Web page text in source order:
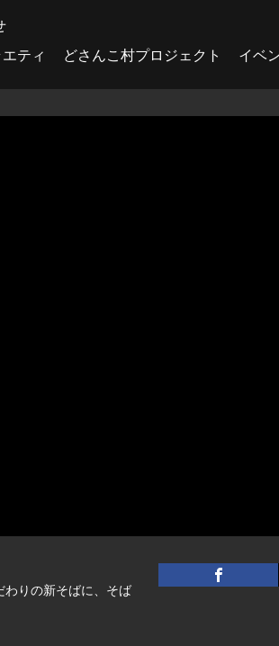
ティ どさんこ村プロジェクト イベ
わりの新そばに、そば